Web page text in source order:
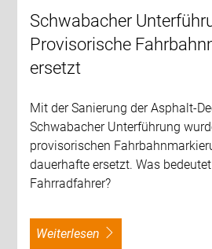
Schwabacher
Provisorische
ersetzt
Mit der Sanierung der Asphalt-
Schwabacher Unterführung
provisorischen
dauerhafte ersetzt. Was
Fahrradfahrer?
weiterlesen